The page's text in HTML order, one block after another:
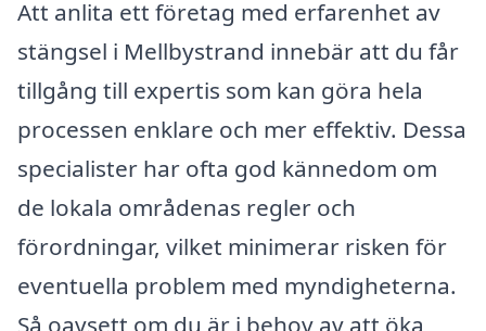
Att anlita ett företag med erfarenhet av
stängsel i Mellbystrand innebär att du får
tillgång till expertis som kan göra hela
processen enklare och mer effektiv. Dessa
specialister har ofta god kännedom om
de lokala områdenas regler och
förordningar, vilket minimerar risken för
eventuella problem med myndigheterna.